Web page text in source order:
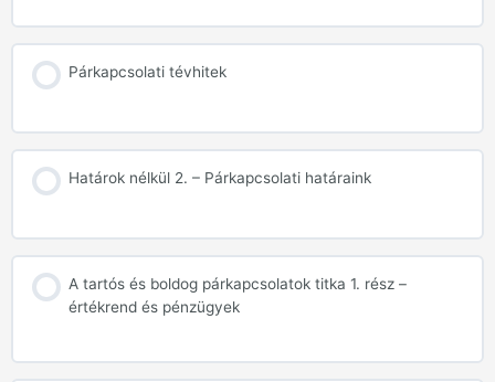
Párkapcsolati tévhitek
Határok nélkül 2. – Párkapcsolati határaink
A tartós és boldog párkapcsolatok titka 1. rész –
értékrend és pénzügyek